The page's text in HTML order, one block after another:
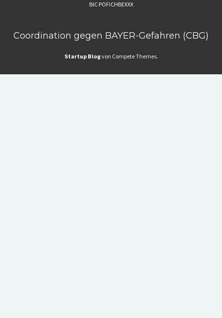
BIC POFICHBEXXX
Coordination gegen BAYER-Gefahren (CBG)
Startup Blogvon Compete Themes.